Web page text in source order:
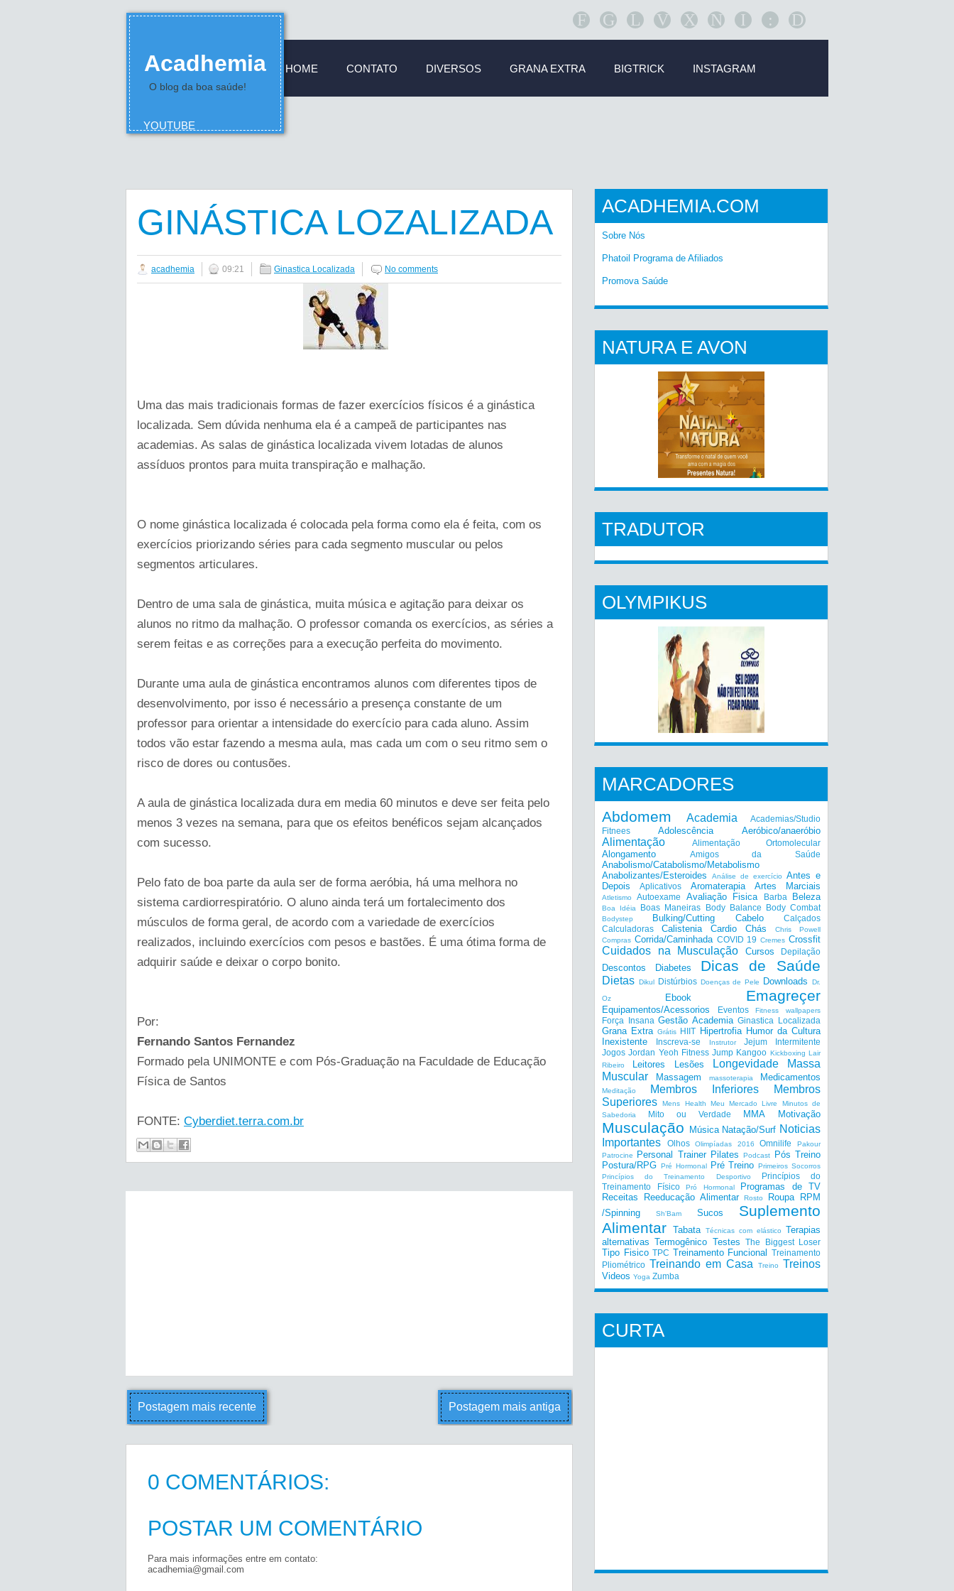
F G L V X N I : D
Acadhemia
O blog da boa saúde!
HOME CONTATO DIVERSOS GRANA EXTRA BIGTRICK INSTAGRAM
YOUTUBE
GINÁSTICA LOZALIZADA
acadhemia 09:21 Ginastica Localizada No comments
Uma das mais tradicionais formas de fazer exercícios físicos é a ginástica
localizada. Sem dúvida nenhuma ela é a campeã de participantes nas
academias. As salas de ginástica localizada vivem lotadas de alunos
assíduos prontos para muita transpiração e malhação.
O nome ginástica localizada é colocada pela forma como ela é feita, com os
exercícios priorizando séries para cada segmento muscular ou pelos
segmentos articulares.
Dentro de uma sala de ginástica, muita música e agitação para deixar os
alunos no ritmo da malhação. O professor comanda os exercícios, as séries a
serem feitas e as correções para a execução perfeita do movimento.
Durante uma aula de ginástica encontramos alunos com diferentes tipos de
desenvolvimento, por isso é necessário a presença constante de um
professor para orientar a intensidade do exercício para cada aluno. Assim
todos vão estar fazendo a mesma aula, mas cada um com o seu ritmo sem o
risco de dores ou contusões.
A aula de ginástica localizada dura em media 60 minutos e deve ser feita pelo
menos 3 vezes na semana, para que os efeitos benéficos sejam alcançados
com sucesso.
Pelo fato de boa parte da aula ser de forma aeróbia, há uma melhora no
sistema cardiorrespiratório. O aluno ainda terá um fortalecimento dos
músculos de forma geral, de acordo com a variedade de exercícios
realizados, incluindo exercícios com pesos e bastões. É uma ótima forma de
adquirir saúde e deixar o corpo bonito.
Por:
Fernando Santos Fernandez
Formado pela UNIMONTE e com Pós-Graduação na Faculdade de Educação
Física de Santos
FONTE: Cyberdiet.terra.com.br
Postagem mais recente Postagem mais antiga
0 COMENTÁRIOS:
POSTAR UM COMENTÁRIO
Para mais informações entre em contato:
acadhemia@gmail.com
ACADHEMIA.COM
Sobre Nós
Phatoil Programa de Afiliados
Promova Saúde
NATURA E AVON
TRADUTOR
OLYMPIKUS
MARCADORES
Abdomem Academia
Academias/Studio
Fitnees
Adolescência Aeróbico/anaeróbio
Alimentação Alimentação Ortomolecular
Alongamento Amigos da Saúde
Anabolismo/Catabolismo/Metabolismo
Anabolizantes/Esteroides
Análise de exercício
Antes e
Depois
Aplicativos Aromaterapia Artes Marciais
Atletismo Autoexame Avaliação Fisica Barba Beleza
Boa Idéia Boas Maneiras Body Balance Body Combat
Bodystep Bulking/Cutting Cabelo
Calçados
Calculadoras
Calistenia Cardio Chás
Chris Powell
Compras Corrida/Caminhada COVID 19 Cremes Crossfit
Cuidados na Musculação Cursos Depilação
Descontos Diabetes Dicas de Saúde
Dietas Dikul Distúrbios Doenças de Pele Downloads Dr.
Oz Ebook Emagreçer
Equipamentos/Acessorios Eventos Fitness wallpapers
Força Insana Gestão Academia Ginastica Localizada
Grana Extra Grátis HIIT Hipertrofia Humor da Cultura
Inexistente
Inscreva-se Instrutor
Jejum Intermitente
Jogos Jordan Yeoh Fitness Jump Kangoo Kickboxing Lair
Ribeiro
Leitores Lesões Longevidade
Massa
Muscular
Massagem massoterapia Medicamentos
Meditação Membros Inferiores
Membros
Superiores
Mens Health Meu Mercado Livre
Minutos de
Sabedoria
Mito ou Verdade MMA Motivação
Musculação Música Natação/Surf Noticias
Importantes
Olhos Olimpíadas 2016 Omnilife
Pakour
Patrocine
Personal Trainer Pilates Podcast
Pós Treino
Postura/RPG Pré Hormonal Pré Treino Primeiros Socorros
Princípios do Treinamento Desportivo
Princípios do
Treinamento Físico
Pró Hormonal
Programas de TV
Receitas
Reeducação Alimentar Rosto Roupa
RPM
/Spinning
Sh'Bam Sucos
Suplemento
Alimentar Tabata Técnicas com elástico
Terapias
alternativas Termogênico Testes The Biggest Loser
Tipo Fisico TPC Treinamento Funcional
Treinamento
Pliométrico Treinando em Casa Treino Treinos
Videos Yoga Zumba
CURTA